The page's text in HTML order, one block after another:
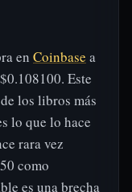
en Coinbase a
Este
los libros más
lo que lo hace
rara vez
como
es una brecha